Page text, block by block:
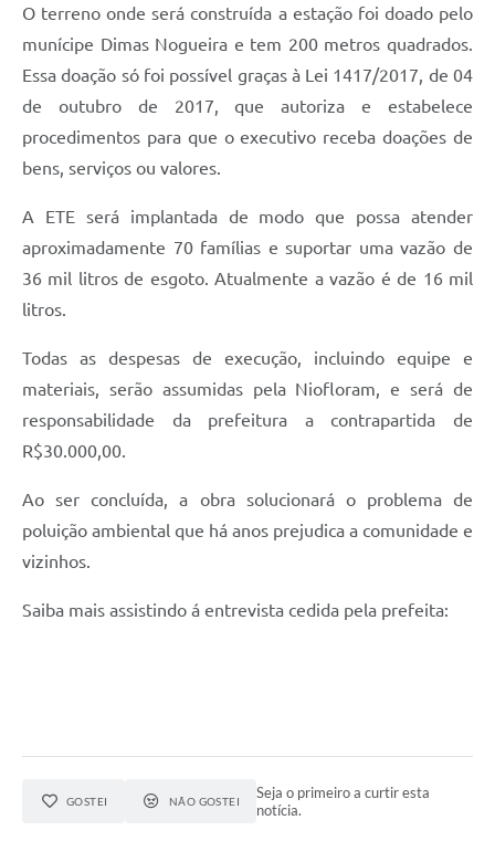
O terreno onde será construída a estação foi doado pelo
munícipe Dimas Nogueira e tem 200 metros quadrados.
Essa doação só foi possível graças à Lei 1417/2017, de 04
de outubro de 2017, que autoriza e estabelece
procedimentos para que o executivo receba doações de
bens, serviços ou valores.
A ETE será implantada de modo que possa atender
aproximadamente 70 famílias e suportar uma vazão de
36 mil litros de esgoto. Atualmente a vazão é de 16 mil
litros.
Todas as despesas de execução, incluindo equipe e
materiais, serão assumidas pela Niofloram, e será de
responsabilidade da prefeitura a contrapartida de
R$30.000,00.
Ao ser concluída, a obra solucionará o problema de
poluição ambiental que há anos prejudica a comunidade e
vizinhos.
Saiba mais assistindo á entrevista cedida pela prefeita:
GOSTEI NÃO GOSTEI
Seja o primeiro a curtir esta
notícia.